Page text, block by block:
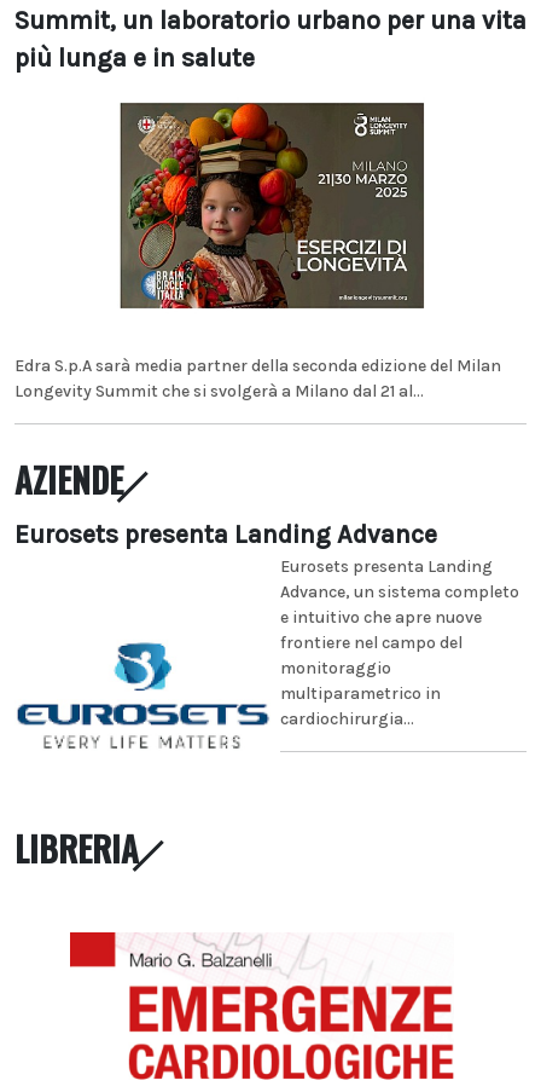
Summit, un laboratorio urbano per una vita
più lunga e in salute
Edra S.p.A sarà media partner della seconda edizione del Milan
Longevity Summit che si svolgerà a Milano dal 21 al...
AZIENDE
Eurosets presenta Landing Advance
Eurosets presenta Landing
Advance, un sistema completo
e intuitivo che apre nuove
frontiere nel campo del
monitoraggio
multiparametrico in
cardiochirurgia...
LIBRERIA